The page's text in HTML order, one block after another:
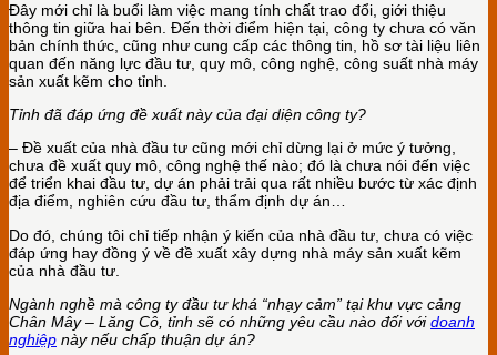
Đây mới chỉ là buổi làm việc mang tính chất trao đổi, giới thiệu
thông tin giữa hai bên. Đến thời điểm hiện tại, công ty chưa có văn
bản chính thức, cũng như cung cấp các thông tin, hồ sơ tài liệu liên
quan đến năng lực đầu tư, quy mô, công nghệ, công suất nhà máy
sản xuất kẽm cho tỉnh.
Tỉnh đã đáp ứng đề xuất này của đại diện công ty?
– Đề xuất của nhà đầu tư cũng mới chỉ dừng lại ở mức ý tưởng,
chưa đề xuất quy mô, công nghệ thế nào; đó là chưa nói đến việc
để triển khai đầu tư, dự án phải trải qua rất nhiều bước từ xác định
địa điểm, nghiên cứu đầu tư, thẩm định dự án…
Do đó, chúng tôi chỉ tiếp nhận ý kiến của nhà đầu tư, chưa có việc
đáp ứng hay đồng ý về đề xuất xây dựng nhà máy sản xuất kẽm
của nhà đầu tư.
Ngành nghề mà công tyđầu tưkhá “nhạy cảm” tại khu vực cảng
Chân Mây – Lăng Cô, tỉnh sẽ có những yêu cầu nào đối vớidoanh
nghiệp này nếu chấp thuận dự án?